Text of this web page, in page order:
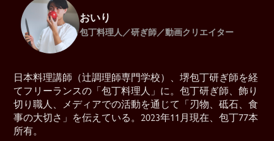
おいり
包丁料理人／研ぎ師／動画クリエイター
日本料理講師（辻調理師専門学校）、堺包丁研ぎ師を経
てフリーランスの「包丁料理人」に。包丁研ぎ師、飾り
切り職人、メディアでの活動を通じて「刃物、砥石、食
事の大切さ」を伝えている。2023年11月現在、包丁77本
所有。